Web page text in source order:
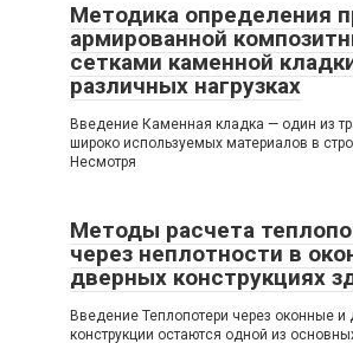
Методика определения
армированной
сетками каменной
различных нагрузках
Введение Каменная кладка — один из
широко используемых материалов в
Несмотря
Методы расчета
через неплотности в
дверных конструкциях
Введение Теплопотери через оконные и
конструкции остаются одной из